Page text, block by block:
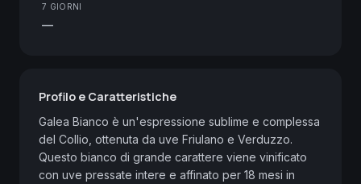
7 GIORNI
—
Profilo e Caratteristiche
Galea Bianco è un'espressione sublime e complessa
del Collio, ottenuta da uve Friulano e Verduzzo.
Questo bianco di grande carattere viene vinificato
con uve pressate intere e affinato per 18 mesi in